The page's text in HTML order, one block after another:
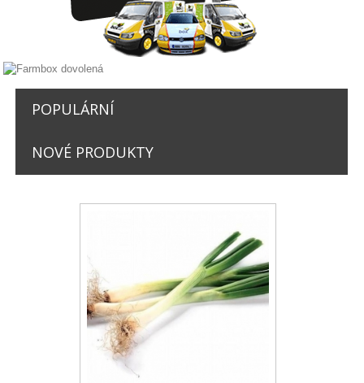
Farmbox rozvozy nejede celé léto.
POPULÁRNÍ
NOVÉ PRODUKTY